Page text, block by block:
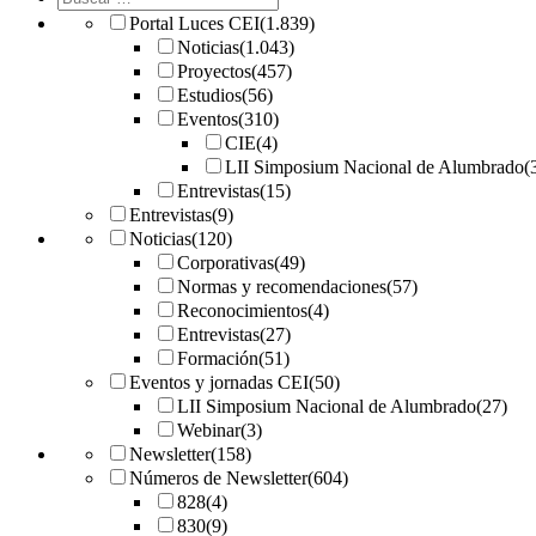
Portal Luces CEI(1.839)
Noticias(1.043)
Proyectos(457)
Estudios(56)
Eventos(310)
CIE(4)
LII Simposium Nacional de Alumbrado
Entrevistas(15)
Entrevistas(9)
Noticias(120)
Corporativas(49)
Normas y recomendaciones(57)
Reconocimientos(4)
Entrevistas(27)
Formación(51)
Eventos y jornadas CEI(50)
LII Simposium Nacional de Alumbrado(27)
Webinar(3)
Newsletter(158)
Números de Newsletter(604)
828(4)
830(9)